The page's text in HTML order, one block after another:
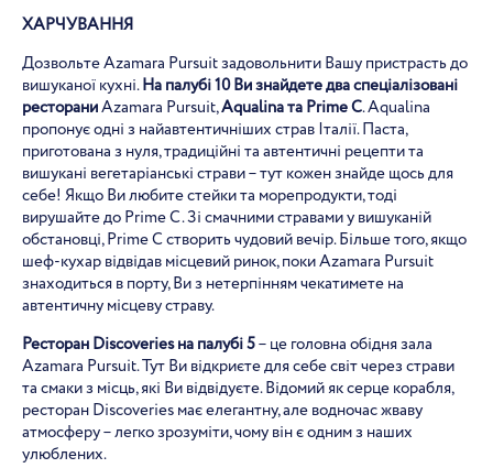
ХАРЧУВАННЯ
Дозвольте Azamara Pursuit задовольнити Вашу пристрасть до
вишуканої кухні.На палубі 10 Ви знайдете два спеціалізовані
рестораниAzamara Pursuit,Aqualina та Prime C. Aqualina
пропонує одні з найавтентичніших страв Італії. Паста,
приготована з нуля, традиційні та автентичні рецепти та
вишукані вегетаріанські страви – тут кожен знайде щось для
себе! Якщо Ви любите стейки та морепродукти, тоді
вирушайте до Prime C. Зі смачними стравами у вишуканій
обстановці, Prime C створить чудовий вечір. Більше того, якщо
шеф-кухар відвідав місцевий ринок, поки Azamara Pursuit
знаходиться в порту, Ви з нетерпінням чекатимете на
автентичну місцеву страву.
Ресторан Discoveries на палубі 5– це головна обідня зала
Azamara Pursuit. Тут Ви відкриєте для себе світ через страви
та смаки з місць, які Ви відвідуєте. Відомий як серце корабля,
ресторан Discoveries має елегантну, але водночас жваву
атмосферу – легко зрозуміти, чому він є одним з наших
улюблених.